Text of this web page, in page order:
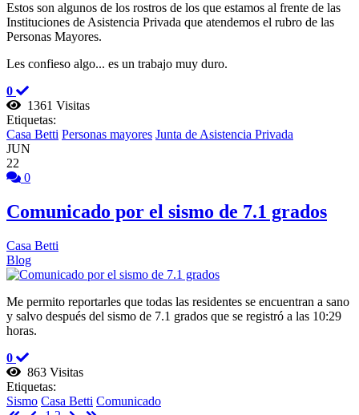
Estos son algunos de los rostros de los que estamos al frente de las
Instituciones de Asistencia Privada que atendemos el rubro de las
Personas Mayores.
Les confieso algo... es un trabajo muy duro.
0
1361 Visitas
Etiquetas:
Casa Betti Personas mayores Junta de Asistencia Privada
JUN
22
0
Comunicado por el sismo de 7.1 grados
Casa Betti
Blog
Me permito reportarles que todas las residentes se encuentran a sano
y salvo después del sismo de 7.1 grados que se registró a las 10:29
horas.
0
863 Visitas
Etiquetas:
Sismo Casa Betti Comunicado